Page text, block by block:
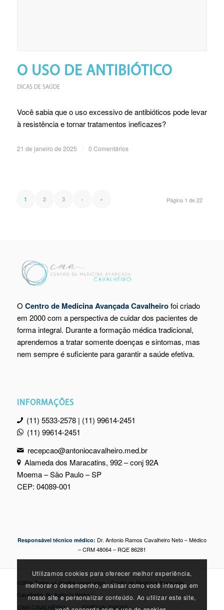
O USO DE ANTIBIÓTICO
DICAS DE SAÚDE
Você sabia que o uso excessivo de antibióticos pode levar
à resistência e tornar tratamentos ineficazes?
21 de janeiro de 2025 0 Comentários
Página 1 de 22
1 2 3 › »
O Centro de Medicina Avançada Cavalheirofoi criado
em 2000 com a perspectiva de cuidar dos pacientes de
forma integral. Durante a formação médica tradicional,
aprendemos a tratar somente doenças e sintomas, mas
nem sempre é suficiente para garantir a saúde efetiva.
INFORMAÇÕES
(11) 5533-2578 | (11) 99614-2451
(11) 99614-2451
recepcao@antoniocavalheiro.med.br
Alameda dos Maracatins, 992 – conj 92A
Moema – São Paulo – SP
CEP: 04089-001
Responsável técnico médico: Dr. Antonio Ramos Cavalheiro Neto – Médico
– CRM 48064 – RQE 86281
©2024 Todos os direitos reservados - Centro de Medicina Avançada
Cavalheiro. By Agência Webgui
CMA CAVALHEIRO
ESPECIALIDADES
Utilizamos cookies para oferecer melhor experiência,
melhorar o desempenho, analisar como você interage em
nosso site e personalizar conteúdo. Ao utilizar este site,